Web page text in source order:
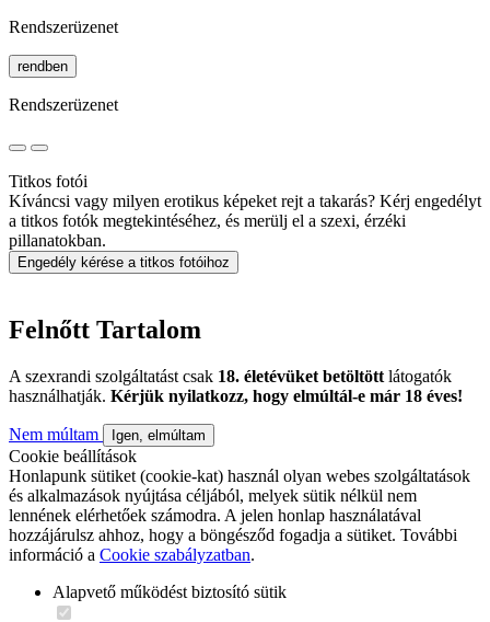
Rendszerüzenet
rendben
Rendszerüzenet
Titkos fotói
Kíváncsi vagy milyen erotikus képeket rejt a takarás? Kérj engedélyt
a titkos fotók megtekintéséhez, és merülj el a szexi, érzéki
pillanatokban.
Engedély kérése a titkos fotóihoz
Felnőtt Tartalom
A szexrandi szolgáltatást csak 18. életévüket betöltött látogatók
használhatják. Kérjük nyilatkozz, hogy elmúltál-e már 18 éves!
Nem múltam Igen, elmúltam
Cookie beállítások
Honlapunk sütiket (cookie-kat) használ olyan webes szolgáltatások
és alkalmazások nyújtása céljából, melyek sütik nélkül nem
lennének elérhetőek számodra. A jelen honlap használatával
hozzájárulsz ahhoz, hogy a böngésződ fogadja a sütiket. További
információ a Cookie szabályzatban.
Alapvető működést biztosító sütik